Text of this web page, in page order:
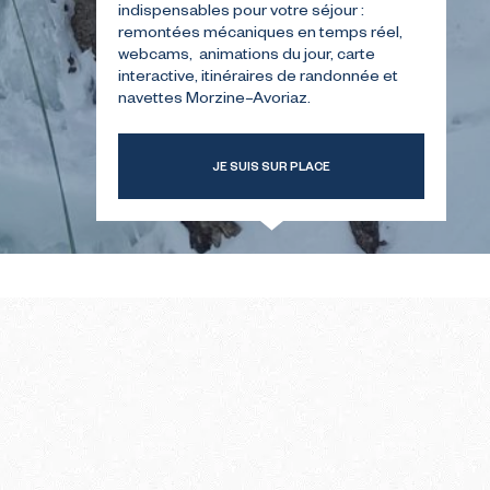
GUIDE POUR VOTRE
PREMIÈRE ÉTÉ
indispensables pour votre séjour :
remontées mécaniques en temps réel,
webcams, animations du jour, carte
interactive, itinéraires de randonnée et
navettes Morzine–Avoriaz.
JE SUIS SUR PLACE